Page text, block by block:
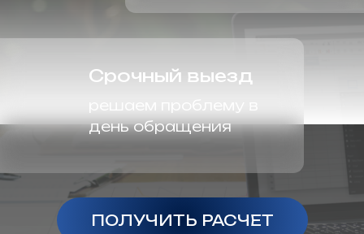
день обращения
Срочный выезд
ПОЛУЧИТЬ РАСЧЕТ